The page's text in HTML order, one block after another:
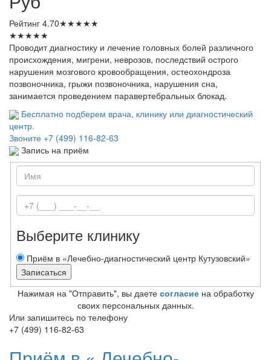
Рейтинг 4.70★★★★★
★★★★★
Проводит диагностику и лечение головных болей различного
происхождения, мигрени, неврозов, последствий острого
нарушения мозгового кровообращения, остеохондроза
позвоночника, грыжи позвоночника, нарушения сна,
занимается проведением паравертебральных блокад.
Бесплатно подберем врача, клинику или диагностический
центр.
Звоните +7 (499) 116-82-63
Запись на приём
Выберите клинику
Приём в «Лечебно-диагностический центр Кутузовский»
Нажимая на "Отправить", вы даете согласиена обработку
своих персональных данных.
Или запишитесь по телефону
+7 (499) 116-82-63